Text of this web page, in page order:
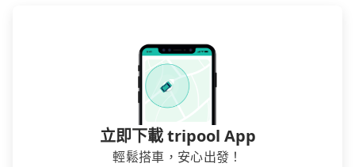
立即下載 tripool App
輕鬆搭車，安心出發！